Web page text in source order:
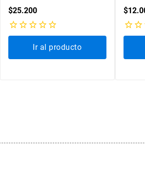
$25.200
Ir al producto
$12.